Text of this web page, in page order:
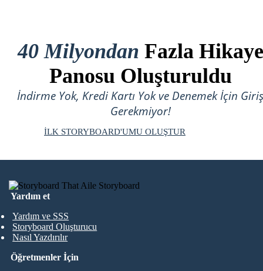
40 Milyondan Fazla Hikaye
Panosu Oluşturuldu
İndirme Yok, Kredi Kartı Yok ve Denemek İçin Giriş
Gerekmiyor!
İLK STORYBOARD'UMU OLUŞTUR
Yardım et
Yardım ve SSS
Storyboard Oluşturucu
Nasıl Yazdırılır
Öğretmenler İçin